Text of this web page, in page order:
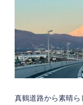
真鶴道路から素晴